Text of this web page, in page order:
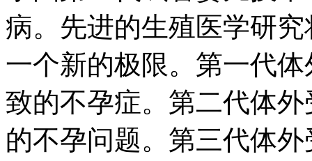
病。先进的生殖医学研
一个新的极限。第一代
致的不孕症。第二代体
的不孕问题。第三代体